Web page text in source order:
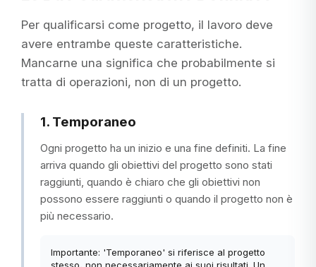
Per qualificarsi come progetto, il lavoro deve
avere entrambe queste caratteristiche.
Mancarne una significa che probabilmente si
tratta di operazioni, non di un progetto.
1. Temporaneo
Ogni progetto ha un inizio e una fine definiti. La fine
arriva quando gli obiettivi del progetto sono stati
raggiunti, quando è chiaro che gli obiettivi non
possono essere raggiunti o quando il progetto non è
più necessario.
Importante: 'Temporaneo' si riferisce al progetto
stesso, non necessariamente ai suoi risultati. Un